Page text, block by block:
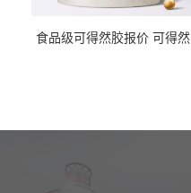
食品级可得然胶报价 可得然